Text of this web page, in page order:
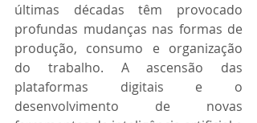
últimas décadas têm provocado
profundas mudanças nas formas de
produção, consumo e organização
do trabalho. A ascensão das
plataformas digitais e o
desenvolvimento de novas